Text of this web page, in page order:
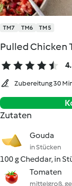
TM7 TM6 TM5
Pulled Chicken
Zubereitung 30
Zutaten
Gouda
in Stücken
100 g Cheddar, in
Tomaten
mittelgroß,